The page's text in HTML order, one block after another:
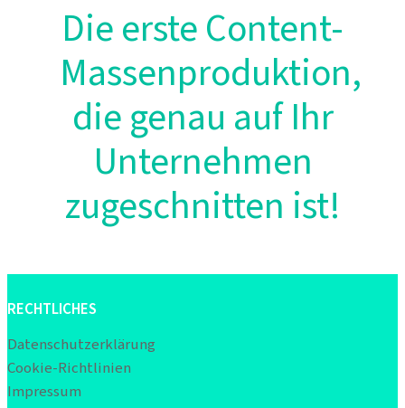
Die erste Content-
Massenproduktion,
die genau auf Ihr
Unternehmen
zugeschnitten ist!
RECHTLICHES
Datenschutzerklärung
Cookie-Richtlinien
Impressum